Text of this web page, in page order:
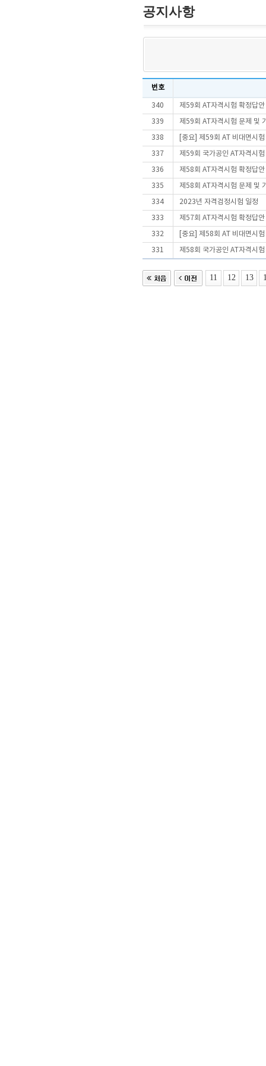
공지사항
번호
340 제59회 AT자격시험 확정답
339 제59회 AT자격시험 문제 및
338 [중요] 제59회 AT 비대면시
337 제59회 국가공인 AT자격시
336 제58회 AT자격시험 확정답
335 제58회 AT자격시험 문제 및
334 2023년 자격검정시험 일정
333 제57회 AT자격시험 확정답
332 [중요] 제58회 AT 비대면시
331 제58회 국가공인 AT자격시
11 12 13